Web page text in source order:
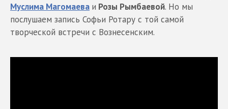
Муслима Магомаева и Розы Рымбаевой. Но мы
послушаем запись Софьи Ротару с той самой
творческой встречи с Вознесенским.